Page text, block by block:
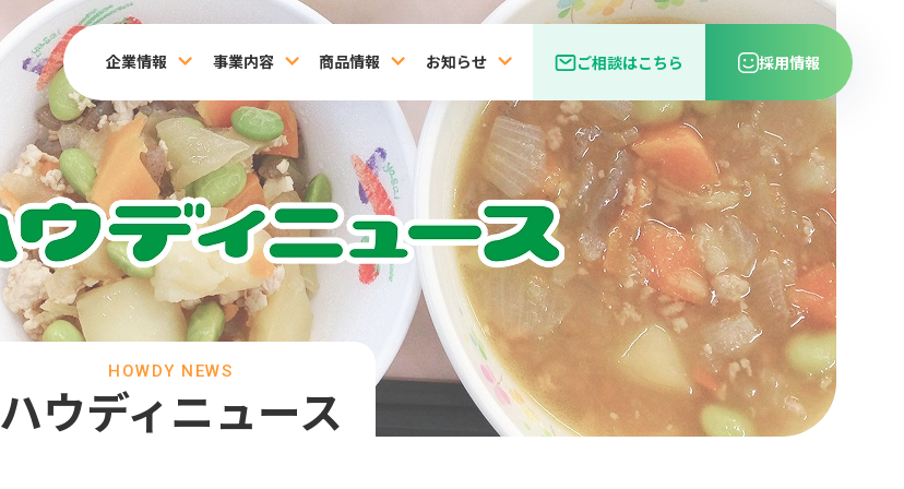
企業情報 事業内容 商品情報 お知らせ ご相談はこちら 採用情報
ハウディニュース
HOWDY NEWS